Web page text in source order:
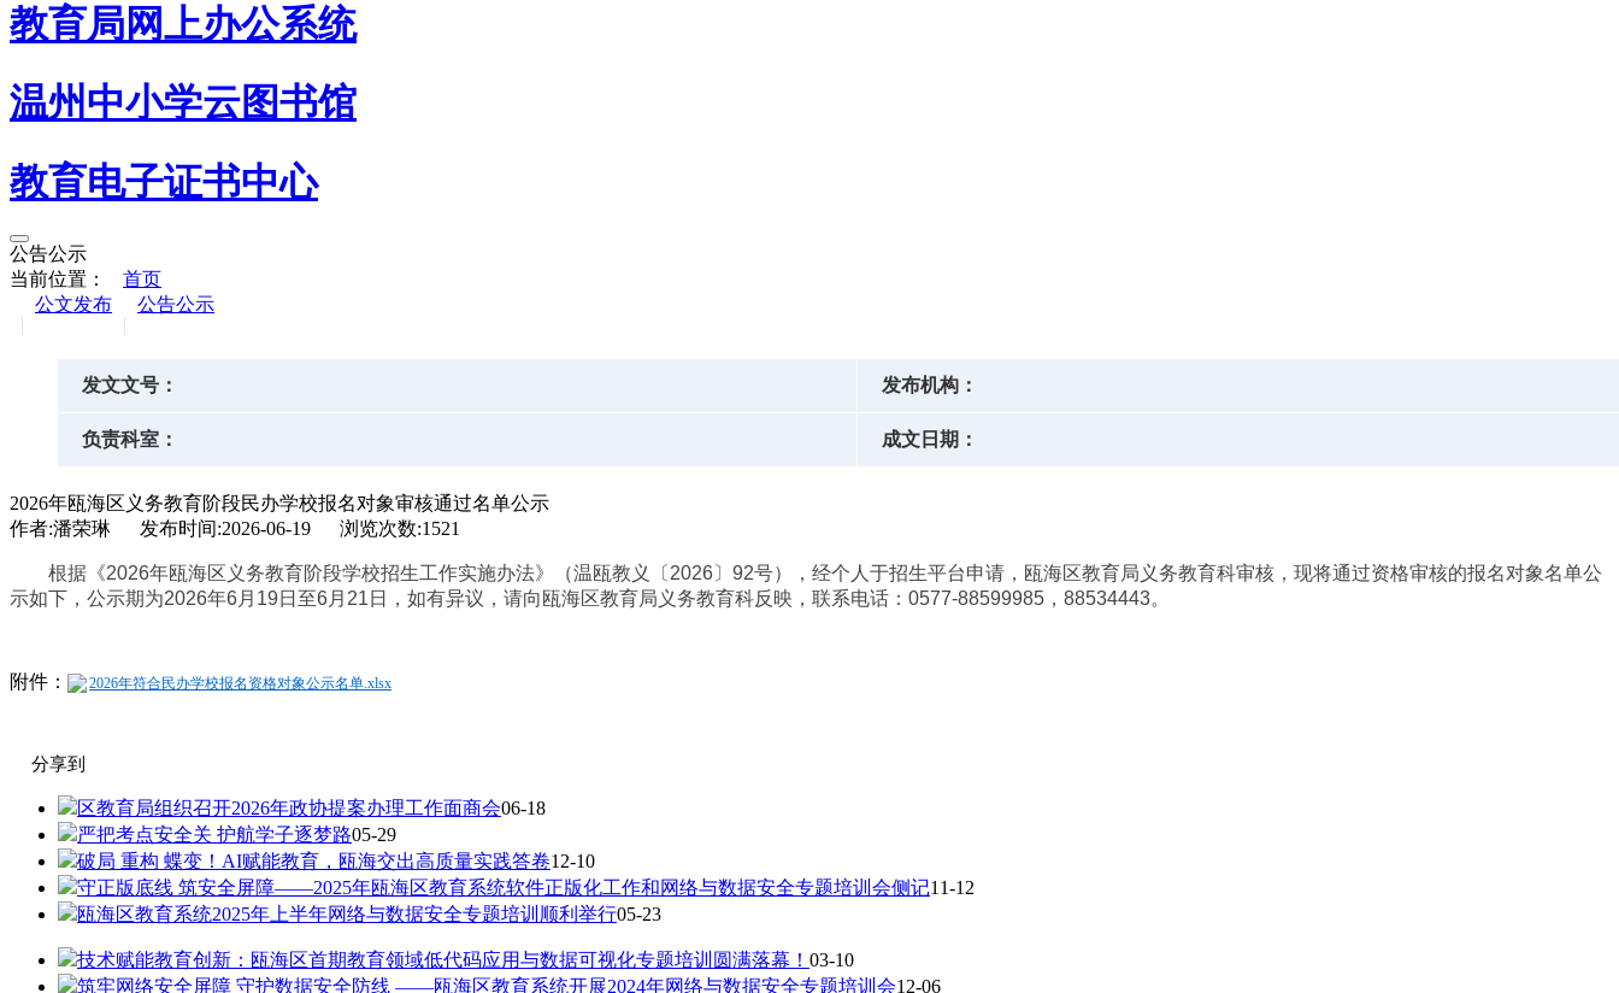
教育局网上办公系统
温州中小学云图书馆
教育电子证书中心
公告公示
当前位置：
首页
公文发布
公告公示
发文文号： 发布机构：
负责科室： 成文日期：
2026年瓯海区义务教育阶段民办学校报名对象审核通过名单公示
作者:潘荣琳 发布时间:2026-06-19 浏览次数:1521
根据《2026年瓯海区义务教育阶段学校招生工作实施办法》（温瓯教义〔2026〕92号），经个人于招生平台申请，瓯海区教育局义务教育科审核， 现将通过资格审核的报名对象名单公
示如下 ，公示期为2026年6月19日至6月21日，如有异议，请向 瓯海区教育局义务教育科反映，联系电话：0577-88599985， 88534443。
附件： 2026年符合民办学校报名资格对象公示名单.xlsx
分享到
区教育局组织召开2026年政协提案办理工作面商会06-18
严把考点安全关 护航学子逐梦路05-29
破局 重构 蝶变！AI赋能教育，瓯海交出高质量实践答卷12-10
守正版底线 筑安全屏障——2025年瓯海区教育系统软件正版化工作和网络与数据安全专题培训会侧记11-12
瓯海区教育系统2025年上半年网络与数据安全专题培训顺利举行05-23
技术赋能教育创新：瓯海区首期教育领域低代码应用与数据可视化专题培训圆满落幕！ 03-10
筑牢网络安全屏障 守护数据安全防线 ——瓯海区教育系统开展2024年网络与数据安全专题培训会12-06